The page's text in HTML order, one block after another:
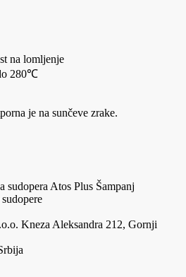
na lomljenje
280℃
je na sunčeve zrake.
sudopera Atos Plus Šampanj
Kneza Aleksandra 212, Gornji